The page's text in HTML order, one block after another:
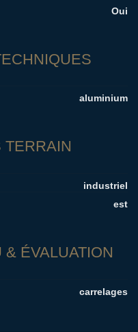
Oui
aluminium
TERRAIN
industriel
est
ÉVALUATION
carrelages